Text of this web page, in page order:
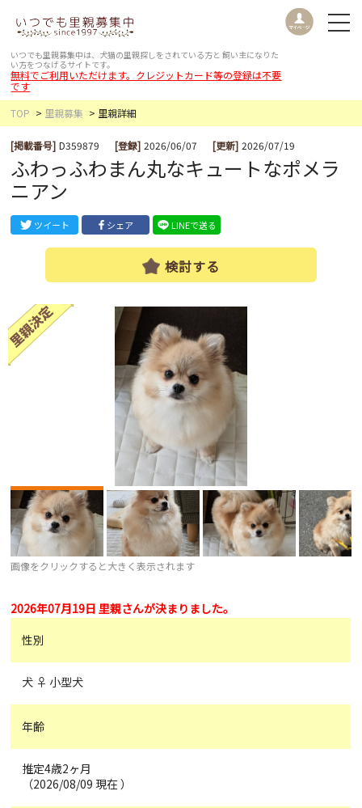
いつでも里親募集中は、犬猫の里親探しをされている方と 飼い主になりた
い方をつなげるサイトです。
無料でご利用いただけます。クレジットカード等の登録は不要
です
TOP
里親募集 里親詳細
[掲載番号] D359879 [登録] 2026/06/07 [更新] 2026/07/19
ふわっふわまん丸なキュートなポメラ
ニアン
ツイート シェア LINEで送る
検討する
画像をクリックすると大きく表示されます
2026年07月19日 里親さんが決まりました。
性別
犬 ♀ 小型犬
年齢
推定4歳2ヶ月
（2026/08/09 現在 ）